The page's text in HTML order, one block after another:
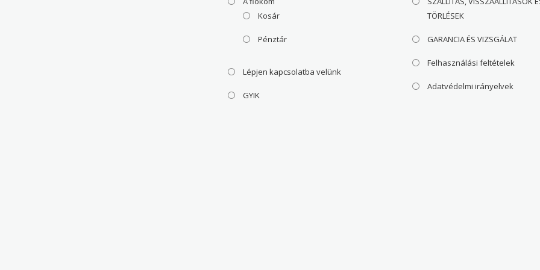
Kosár
Pénztár
Lépjen kapcsolatba velünk
GYIK
TÖRLÉSEK
GARANCIA ÉS VIZSGÁLAT
Felhasználási feltételek
Adatvédelmi irányelvek